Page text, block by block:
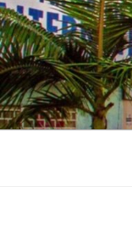
Pular
para
o
conteúdo